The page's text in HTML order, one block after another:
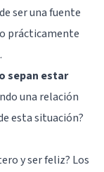
ser una fuente
prácticamente
sepan estar
una relación
esta situación?
y ser feliz? Los